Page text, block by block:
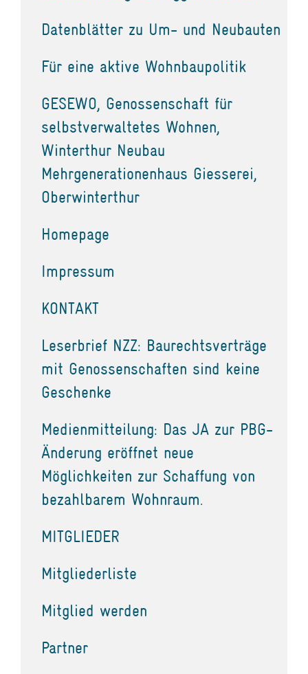
Datenblätter zu Um- und Neubauten
Für eine aktive Wohnbaupolitik
GESEWO, Genossenschaft für
selbstverwaltetes Wohnen,
Winterthur Neubau
Mehrgenerationenhaus Giesserei,
Oberwinterthur
Homepage
Impressum
KONTAKT
Leserbrief NZZ: Baurechtsverträge
mit Genossenschaften sind keine
Geschenke
Medienmitteilung: Das JA zur PBG-
Änderung eröffnet neue
Möglichkeiten zur Schaffung von
bezahlbarem Wohnraum.
MITGLIEDER
Mitgliederliste
Mitglied werden
Partner